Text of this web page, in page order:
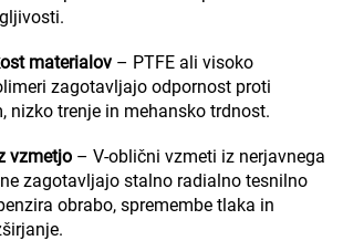
materialov – PTFE ali visoko
zagotavljajo odpornost proti
nizko trenje in mehansko trdnost.
vzmetjo – V-oblični vzmeti iz nerjavnega
zagotavljajo stalno radialno tesnilno
obrabo, spremembe tlaka in